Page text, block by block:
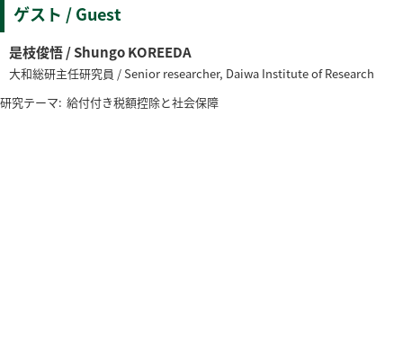
ゲスト / Guest
是枝俊悟 / Shungo KOREEDA
大和総研主任研究員 / Senior researcher, Daiwa Institute of Research
研究テーマ: 給付付き税額控除と社会保障